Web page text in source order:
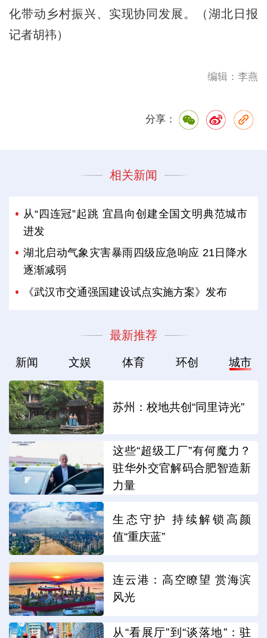
化带动乡村振兴、实现协同发展。（湖北日报
记者胡祎）
编辑：李燕
分享：
相关新闻
从“四连冠”起跳 宜昌向创建全国文明典范城市
进发
湖北启动气象灾害暴雨四级应急响应 21日降水
逐渐减弱
《武汉市交通强国建设试点实施方案》发布
最新推荐
新闻 文娱 体育 环创 城市
苏州：校地共创“同里诗光”
这些“超级工厂”有何魔力？
驻华外交官解码合肥智造新
力量
生态守护 持续解锁高颜
值“重庆蓝”
连云港：高空瞭望 赏海滨
风光
从“看展厅”到“谈落地”：驻